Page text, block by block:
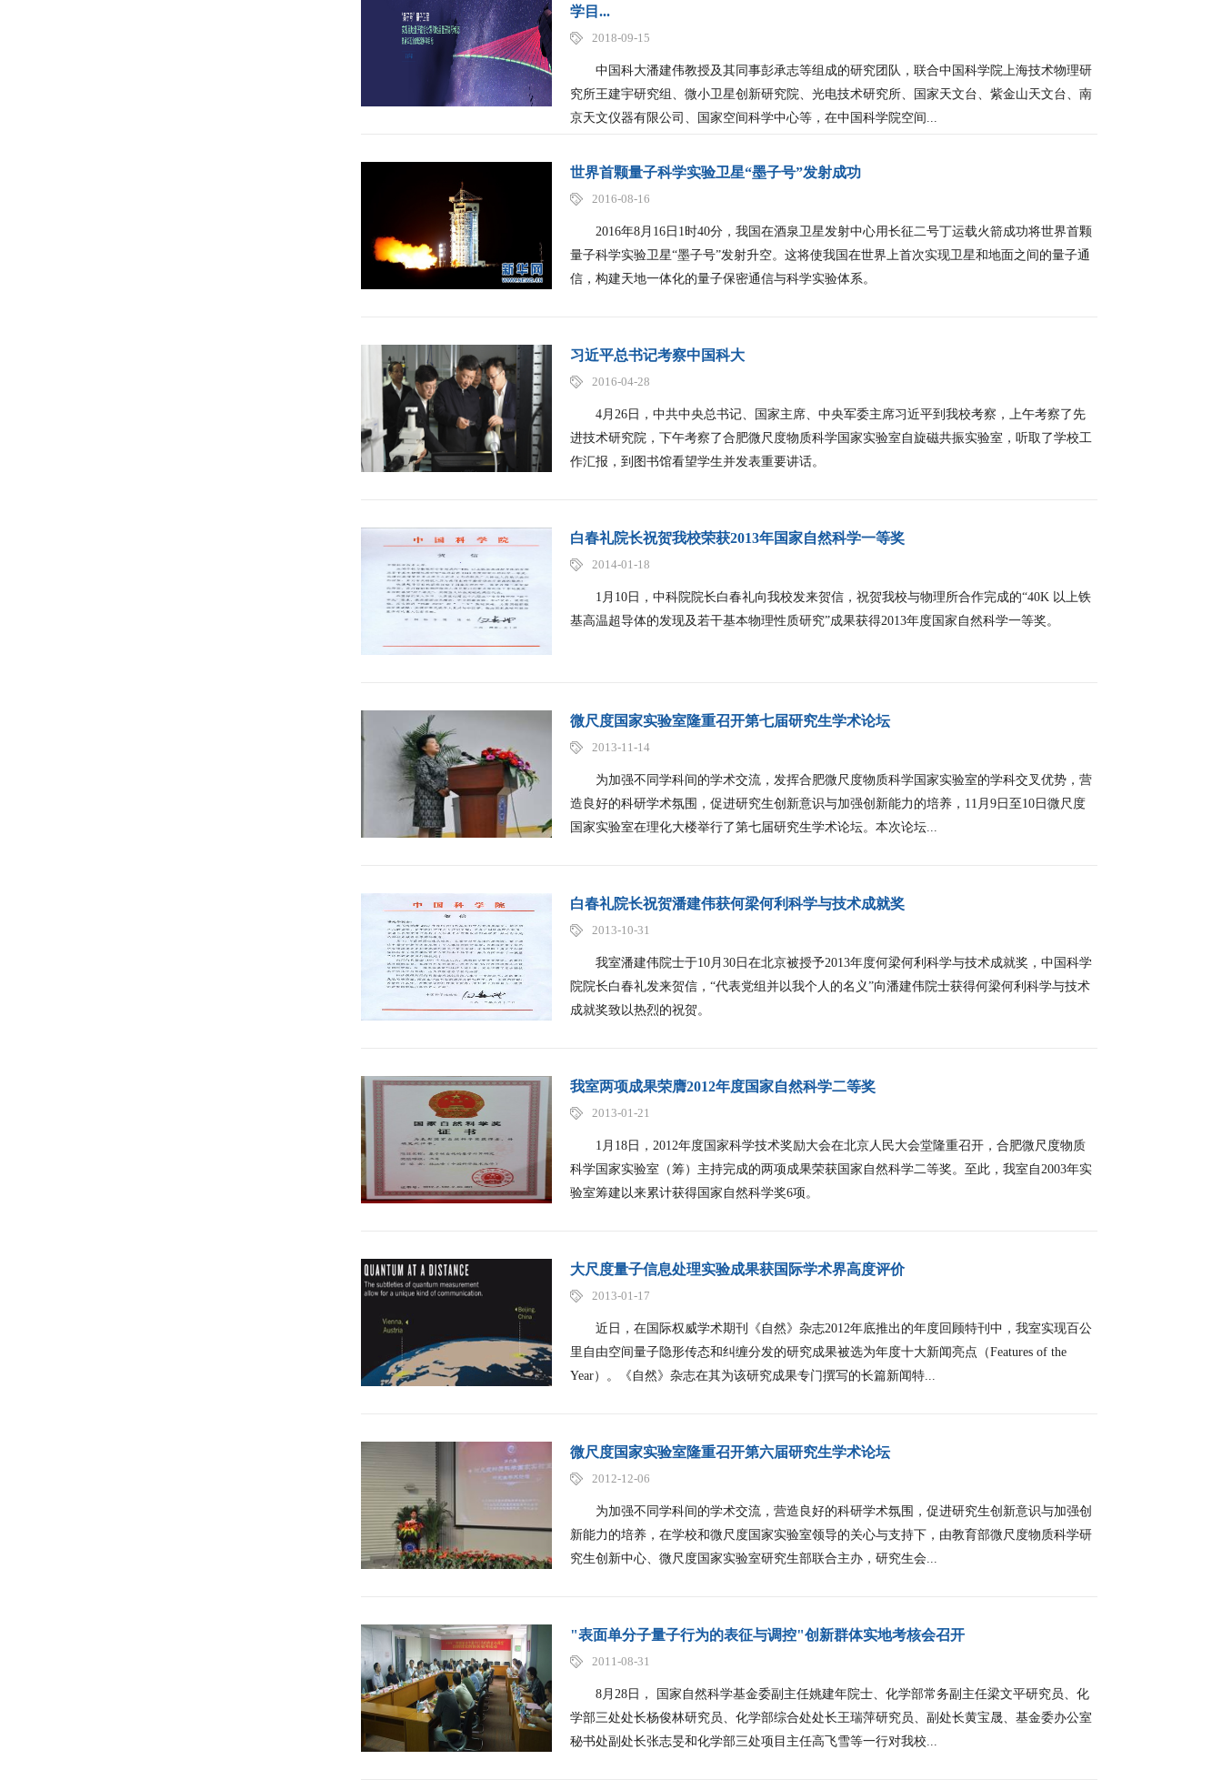
学目...
2018-09-15
中国科大潘建伟教授及其同事彭承志等组成的研究团队，联合中国科学院上海技术物理研
究所王建宇研究组、微小卫星创新研究院、光电技术研究所、国家天文台、紫金山天文台、南
京天文仪器有限公司、国家空间科学中心等，在中国科学院空间...
世界首颗量子科学实验卫星“墨子号”发射成功
2016-08-16
2016年8月16日1时40分，我国在酒泉卫星发射中心用长征二号丁运载火箭成功将世界首颗
量子科学实验卫星“墨子号”发射升空。这将使我国在世界上首次实现卫星和地面之间的量子通
信，构建天地一体化的量子保密通信与科学实验体系。
习近平总书记考察中国科大
2016-04-28
4月26日，中共中央总书记、国家主席、中央军委主席习近平到我校考察，上午考察了先
进技术研究院，下午考察了合肥微尺度物质科学国家实验室自旋磁共振实验室，听取了学校工
作汇报，到图书馆看望学生并发表重要讲话。
白春礼院长祝贺我校荣获2013年国家自然科学一等奖
2014-01-18
1月10日，中科院院长白春礼向我校发来贺信，祝贺我校与物理所合作完成的“40K 以上铁
基高温超导体的发现及若干基本物理性质研究”成果获得2013年度国家自然科学一等奖。
微尺度国家实验室隆重召开第七届研究生学术论坛
2013-11-14
为加强不同学科间的学术交流，发挥合肥微尺度物质科学国家实验室的学科交叉优势，营
造良好的科研学术氛围，促进研究生创新意识与加强创新能力的培养，11月9日至10日微尺度
国家实验室在理化大楼举行了第七届研究生学术论坛。本次论坛...
白春礼院长祝贺潘建伟获何梁何利科学与技术成就奖
2013-10-31
我室潘建伟院士于10月30日在北京被授予2013年度何梁何利科学与技术成就奖，中国科学
院院长白春礼发来贺信，“代表党组并以我个人的名义”向潘建伟院士获得何梁何利科学与技术
成就奖致以热烈的祝贺。
我室两项成果荣膺2012年度国家自然科学二等奖
2013-01-21
1月18日，2012年度国家科学技术奖励大会在北京人民大会堂隆重召开，合肥微尺度物质
科学国家实验室（筹）主持完成的两项成果荣获国家自然科学二等奖。至此，我室自2003年实
验室筹建以来累计获得国家自然科学奖6项。
大尺度量子信息处理实验成果获国际学术界高度评价
2013-01-17
近日，在国际权威学术期刊《自然》杂志2012年底推出的年度回顾特刊中，我室实现百公
里自由空间量子隐形传态和纠缠分发的研究成果被选为年度十大新闻亮点（Features of the
Year）。《自然》杂志在其为该研究成果专门撰写的长篇新闻特...
微尺度国家实验室隆重召开第六届研究生学术论坛
2012-12-06
为加强不同学科间的学术交流，营造良好的科研学术氛围，促进研究生创新意识与加强创
新能力的培养，在学校和微尺度国家实验室领导的关心与支持下，由教育部微尺度物质科学研
究生创新中心、微尺度国家实验室研究生部联合主办，研究生会...
"表面单分子量子行为的表征与调控"创新群体实地考核会召开
2011-08-31
8月28日， 国家自然科学基金委副主任姚建年院士、化学部常务副主任梁文平研究员、化
学部三处处长杨俊林研究员、化学部综合处处长王瑞萍研究员、副处长黄宝晟、基金委办公室
秘书处副处长张志旻和化学部三处项目主任高飞雪等一行对我校...